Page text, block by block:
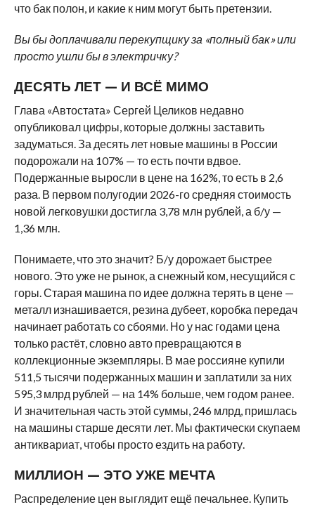
что бак полон, и какие к ним могут быть претензии.
Вы бы доплачивали перекупщику за «полный бак» или
просто ушли бы в электричку?
ДЕСЯТЬ ЛЕТ — И ВСЁ МИМО
Глава «Автостата» Сергей Целиков недавно
опубликовал цифры, которые должны заставить
задуматься. За десять лет новые машины в России
подорожали на 107% — то есть почти вдвое.
Подержанные выросли в цене на 162%, то есть в 2,6
раза. В первом полугодии 2026-го средняя стоимость
новой легковушки достигла 3,78 млн рублей, а б/у —
1,36 млн.
Понимаете, что это значит? Б/у дорожает быстрее
нового. Это уже не рынок, а снежный ком, несущийся с
горы. Старая машина по идее должна терять в цене —
металл изнашивается, резина дубеет, коробка передач
начинает работать со сбоями. Но у нас годами цена
только растёт, словно авто превращаются в
коллекционные экземпляры. В мае россияне купили
511,5 тысячи подержанных машин и заплатили за них
595,3 млрд рублей — на 14% больше, чем годом ранее.
И значительная часть этой суммы, 246 млрд, пришлась
на машины старше десяти лет. Мы фактически скупаем
антиквариат, чтобы просто ездить на работу.
МИЛЛИОН — ЭТО УЖЕ МЕЧТА
Распределение цен выглядит ещё печальнее. Купить